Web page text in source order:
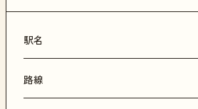
駅名
路線